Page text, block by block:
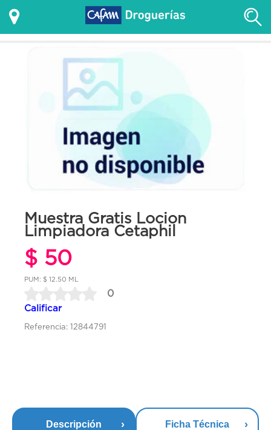
Muestra Gratis Locion
Limpiadora Cetaphil
$ 50
PUM: $ 12.50 ML
0
Calificar
Referencia: 12844791
Descripción Ficha Técnica